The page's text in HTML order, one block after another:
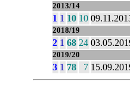
2013/14
1 1 10 10
2018/19
2 1 68 24
2019/20
3 1 78 7